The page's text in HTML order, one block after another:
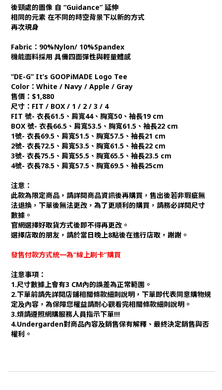
後頸處的圖像 自 “Guidance” 延伸
相同的元素 在不同的時空背景下以新的方式
再次現身
Fabric：90%Nylon/ 10%Spandex
機能面料採用 具備四面彈性與輕量體感
“DE-G” It’s GOOPiMADE Logo Tee
Color：White / Navy / Apple / Gray
售價：$1,880
尺寸：FIT / BOX / 1 / 2 / 3 / 4
FIT 號- 衣長61.5、肩寬44、胸寬50、袖長19 cm
BOX 號- 衣長66.5、肩寬53.5、胸寬61.5、袖長22 cm
1號- 衣長69.5、肩寬51.5、胸寬57.5、袖長21 cm
2號- 衣長72.5、肩寬53.5、胸寬61.5、袖長22 cm
3號- 衣長75.5、肩寬55.5、胸寬65.5、袖長23.5 cm
4號- 衣長78.5、肩寬57.5、胸寬69.5、袖長25cm
注意：
此款為限定商品，請詳閱商品資訊後再購買，售出後若非瑕疵無
法退換，下單後無法更改，為了更順利的購買，請務必詳閱尺寸
數據。
官網選擇好取貨方式後即不得再更改。
選擇店取的朋友，請於當日晚上8點後在進行店取，謝謝。
發售付款方式統一為“線上刷卡”購買
注意事項：
1.尺寸數據上會有3 CM內的誤差為正常範圍。
2.下單前請先詳閱店鋪相關條款細則說明，下單即代表同意購物規
定及內容，為保障您權益請耐心觀看完相關條款細則說明。
3.煩請遵照網購服務人員指示下單!!!
4.Undergarden對商品內容及銷售保有解釋、最終決定銷售與否
權利。